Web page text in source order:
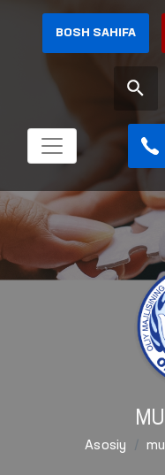
BOSH SAHIFA
Asosiy